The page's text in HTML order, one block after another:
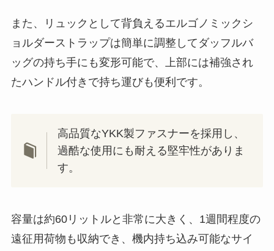
また、リュックとして背負えるエルゴノミックシ
ョルダーストラップは簡単に調整してダッフルバ
ッグの持ち手にも変形可能で、上部には補強され
たハンドル付きで持ち運びも便利です。
高品質なYKK製ファスナーを採用し、
過酷な使用にも耐える堅牢性がありま
す。
容量は約60リットルと非常に大きく、1週間程度の
遠征用荷物も収納でき、機内持ち込み可能なサイ